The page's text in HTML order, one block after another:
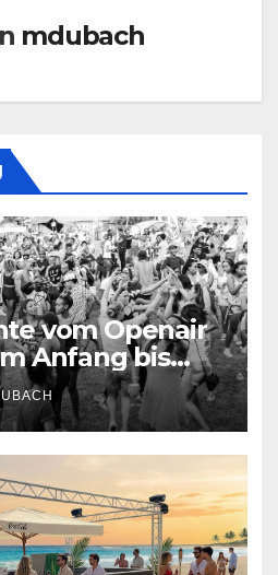
mdubach
vom Openair
Anfang bis